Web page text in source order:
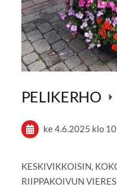
PELIKERHO
ke 4.6.2025 klo 10
KESKIVIKKOISIN,
RIIPPAKOIVUN